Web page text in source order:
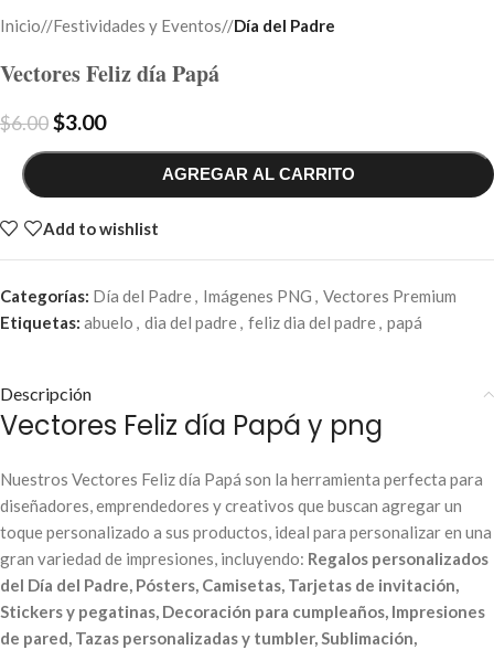
Inicio/ Festividades y Eventos/ Día del Padre
Vectores Feliz día Papá
$6.00$3.00
AGREGAR AL CARRITO
Add to wishlist
Categorías: Día del Padre, Imágenes PNG , Vectores Premium
Etiquetas: abuelo , dia del padre, feliz dia del padre, papá
Descripción
Vectores Feliz día Papá y png
Nuestros Vectores Feliz día Papá son la herramienta perfecta para
diseñadores, emprendedores y creativos que buscan agregar un
toque personalizado a sus productos, ideal para personalizar en una
gran variedad de impresiones, incluyendo: Regalos personalizados
del Día del Padre, Pósters, Camisetas, Tarjetas de invitación,
Stickers y pegatinas, Decoración para cumpleaños, Impresiones
de pared, Tazas personalizadas y tumbler, Sublimación,